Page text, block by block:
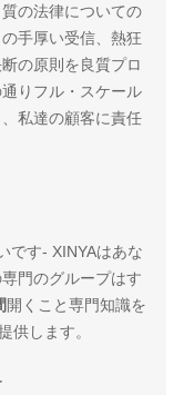
の法律についての
手厚い受信、熱狂
の原則を良質プロ
りフル・スケール
私達の顧客に責任
です- XINYAはあな
門のグループはす
開くこと専門知識を
供します。